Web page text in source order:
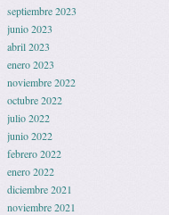
septiembre 2023
junio 2023
abril 2023
enero 2023
noviembre 2022
octubre 2022
julio 2022
junio 2022
febrero 2022
enero 2022
diciembre 2021
noviembre 2021